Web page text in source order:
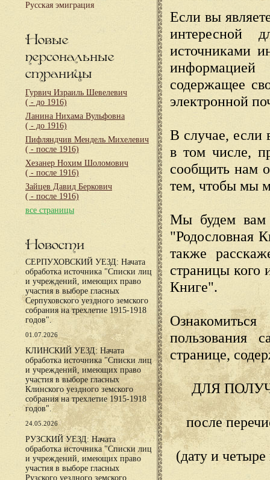
Русская эмиграция
Новые
персональные
страницы
Гурвич Израиль Шевелевич
( - до 1916)
Ланина Нихама Вульфовна
( - до 1916)
Пифляндчив Мендель Михелевич
( - после 1916)
Хезанер Нохим Шоломович
( - после 1916)
Зайцев Давид Беркович
( - после 1916)
все страницы
Новости
СЕРПУХОВСКИЙ УЕЗД: Начата
обработка источника "Списки лиц
и учреждений, имеющих право
участия в выборе гласных
Серпуховского уездного земского
собрания на трехлетие 1915-1918
годов".
01.07.2026
КЛИНСКИЙ УЕЗД: Начата
обработка источника "Списки лиц
и учреждений, имеющих право
участия в выборе гласных
Клинского уездного земского
собрания на трехлетие 1915-1918
годов".
24.05.2026
РУЗСКИЙ УЕЗД: Начата
обработка источника "Списки лиц
и учреждений, имеющих право
участия в выборе гласных
Рузского уездного земского
Если вы
интересной
источниками
содержащее
электронной
В случае, если
в том числе,
сообщить нам
тем, чтобы мы
Мы будем вам
"Родословная
также
страницы кого
Книге".
пользования
странице,
ДЛЯ
после
(дату и